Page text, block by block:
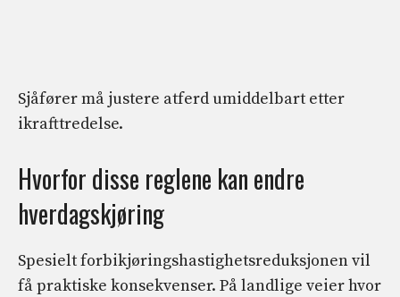
Sjåfører må justere atferd umiddelbart etter
ikrafttredelse.
Hvorfor disse reglene kan endre
hverdagskjøring
Spesielt forbikjøringshastighetsreduksjonen vil
få praktiske konsekvenser. På landlige veier hvor